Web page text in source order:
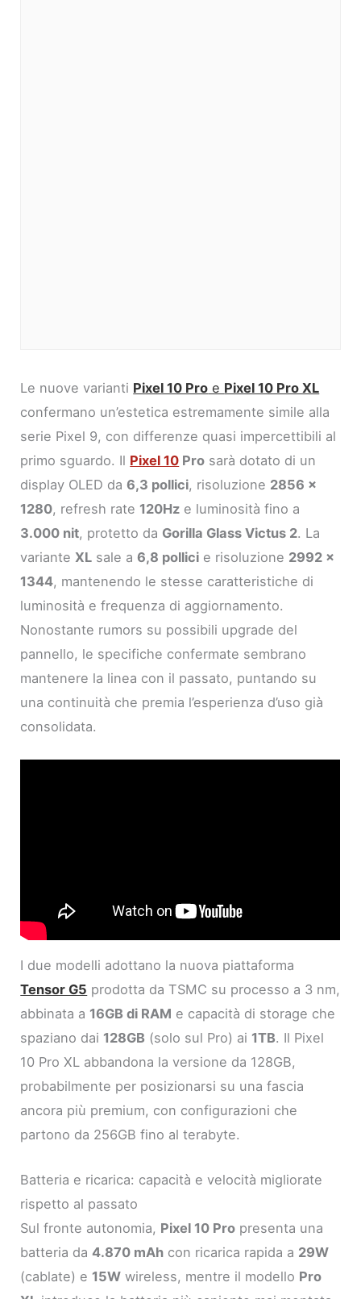
Le nuove varianti Pixel 10 Pro e Pixel 10 Pro XL
confermano un’estetica estremamente simile alla
serie Pixel 9, con differenze quasi impercettibili al
primo sguardo. Il Pixel 10 Pro sarà dotato di un
display OLED da6,3 pollici, risoluzione 2856 x
1280, refresh rate 120Hz e luminosità fino a
3.000 nit, protetto da Gorilla Glass Victus 2. La
variante XL sale a6,8 pollici e risoluzione 2992 x
1344, mantenendo le stesse caratteristiche di
luminosità e frequenza di aggiornamento.
Nonostante rumors su possibili upgrade del
pannello, le specifiche confermate sembrano
mantenere la linea con il passato, puntando su
una continuità che premia l’esperienza d’uso già
consolidata.
I due modelli adottano la nuova piattaforma
Tensor G5 prodotta da TSMC su processo a 3 nm,
abbinata a 16GB di RAM e capacità di storage che
spaziano dai 128GB (solo sul Pro) ai 1TB. Il Pixel
10 Pro XL abbandona la versione da 128GB,
probabilmente per posizionarsi su una fascia
ancora più premium, con configurazioni che
partono da 256GB fino al terabyte.
Batteria e ricarica: capacità e velocità migliorate
rispetto al passato
Sul fronte autonomia, Pixel 10 Pro presenta una
batteria da4.870 mAh con ricarica rapida a 29W
(cablate) e 15W wireless, mentre il modello Pro